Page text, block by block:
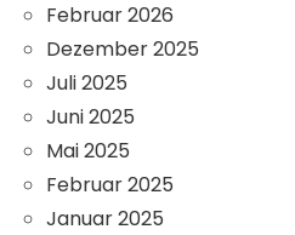
Februar 2026
Dezember 2025
Juli 2025
Juni 2025
Mai 2025
Februar 2025
Januar 2025